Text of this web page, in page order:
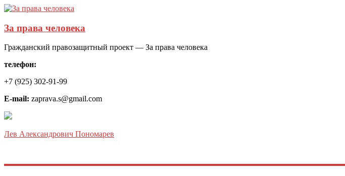
За права человека
Гражданский правозащитный проект — За права человека
телефон:
+7 (925) 302-91-99
E-mail: zaprava.s@gmail.com
Лев Александрович Пономарев